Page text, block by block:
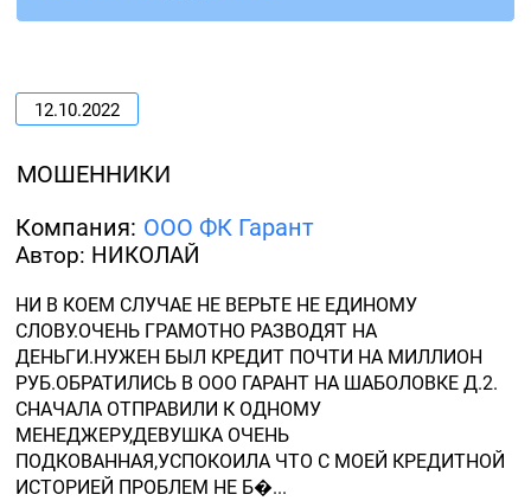
12.10.2022
МОШЕННИКИ
Компания: ООО ФК Гарант
Автор: НИКОЛАЙ
НИ В КОЕМ СЛУЧАЕ НЕ ВЕРЬТЕ НЕ ЕДИНОМУ
СЛОВУ.ОЧЕНЬ ГРАМОТНО РАЗВОДЯТ НА
ДЕНЬГИ.НУЖЕН БЫЛ КРЕДИТ ПОЧТИ НА МИЛЛИОН
РУБ.ОБРАТИЛИСЬ В ООО ГАРАНТ НА ШАБОЛОВКЕ Д.2.
СНАЧАЛА ОТПРАВИЛИ К ОДНОМУ
МЕНЕДЖЕРУ,ДЕВУШКА ОЧЕНЬ
ПОДКОВАННАЯ,УСПОКОИЛА ЧТО С МОЕЙ КРЕДИТНОЙ
ИСТОРИЕЙ ПРОБЛЕМ НЕ Б�...